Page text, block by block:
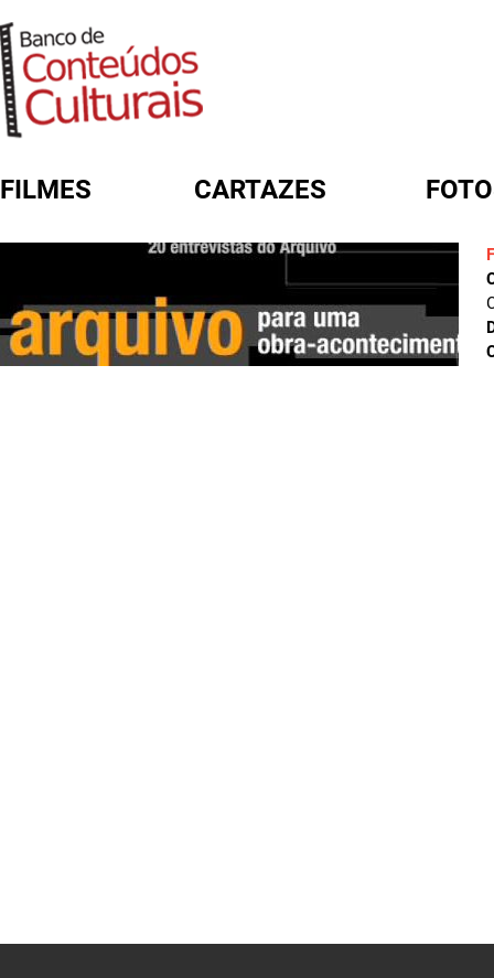
FILMES CARTAZES
FORMULÁRIO DE BUSCA